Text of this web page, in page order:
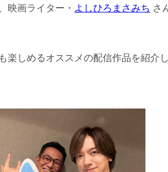
映画ライター・ よしひろまさみち さ
楽しめるオススメの配信作品を紹介